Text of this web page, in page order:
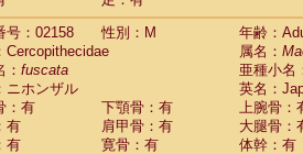
号：02158
性別：M
年齢：
Cercopithecidae
属名：
fuscata
亜種小名
ニホンザル
英名：
：有
下顎骨：有
上腕骨：
有
肩甲骨：有
大腿骨：
有
寛骨：有
体幹：有